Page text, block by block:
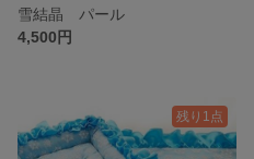
雪結晶 パール
4,500円
残り1点